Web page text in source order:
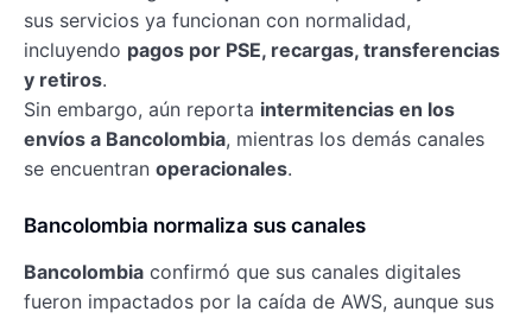
sus servicios ya funcionan con normalidad,
incluyendo pagos por PSE, recargas, transferencias
y retiros.
Sin embargo, aún reporta intermitencias en los
envíos a Bancolombia, mientras los demás canales
se encuentran operacionales.
Bancolombia normaliza sus canales
Bancolombia confirmó que sus canales digitales
fueron impactados por la caída de AWS, aunque sus